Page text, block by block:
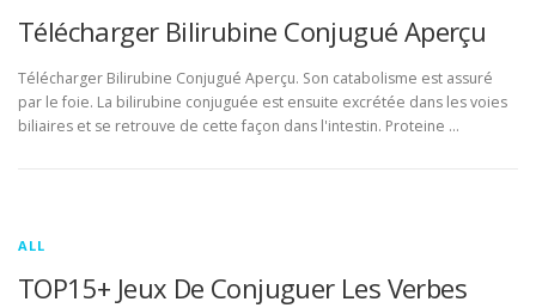
Télécharger Bilirubine Conjugué Aperçu
Télécharger Bilirubine Conjugué Aperçu. Son catabolisme est assuré
par le foie. La bilirubine conjuguée est ensuite excrétée dans les voies
biliaires et se retrouve de cette façon dans l'intestin. Proteine …
ALL
TOP15+ Jeux De Conjuguer Les Verbes